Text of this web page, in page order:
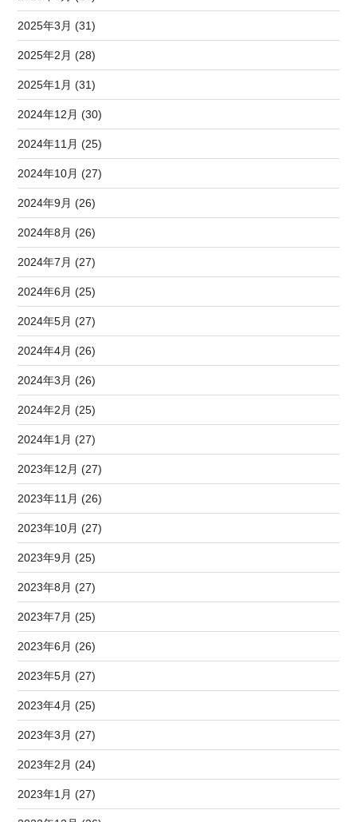
2025年3月 (31)
2025年2月 (28)
2025年1月 (31)
2024年12月 (30)
2024年11月 (25)
2024年10月 (27)
2024年9月 (26)
2024年8月 (26)
2024年7月 (27)
2024年6月 (25)
2024年5月 (27)
2024年4月 (26)
2024年3月 (26)
2024年2月 (25)
2024年1月 (27)
2023年12月 (27)
2023年11月 (26)
2023年10月 (27)
2023年9月 (25)
2023年8月 (27)
2023年7月 (25)
2023年6月 (26)
2023年5月 (27)
2023年4月 (25)
2023年3月 (27)
2023年2月 (24)
2023年1月 (27)